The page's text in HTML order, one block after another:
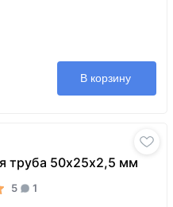
В корзину
труба 50х25х2,5 мм
5 1